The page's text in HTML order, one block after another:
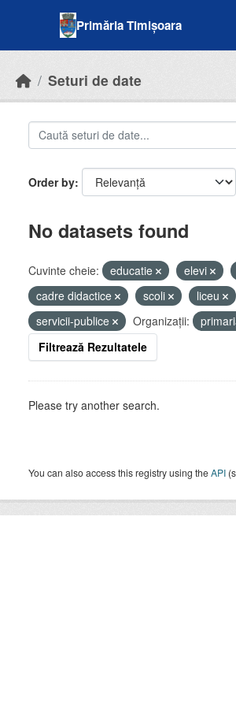
Primăria Timișoara
Seturi de date
Order by
No datasets found
Cuvinte cheie: educatie elevi
cadre didactice
scoli liceu
servicii-publice
Organizații:
Filtrează Rezultatele
Please try another search.
You can also access this registry using theAPI